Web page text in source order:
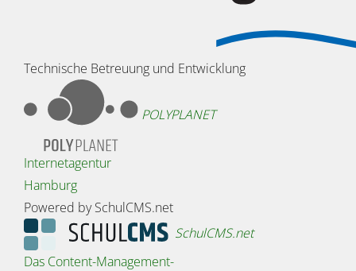
Technische Betreuung und Entwicklung
POLYPLANET
Internetagentur
Hamburg
Powered by SchulCMS.net
SchulCMS.net
Das Content-Management-